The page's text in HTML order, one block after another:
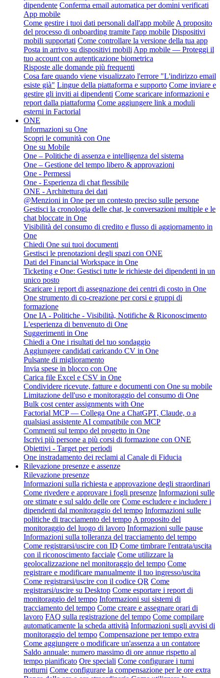
dipendente Conferma email automatica per domini verificati
App mobile
Come gestire i tuoi dati personali dall'app mobile A proposito
del processo di onboarding tramite l'app mobile Dispositivi
mobili supportati Come controllare la versione della tua app
Posta in arrivo su dispositivi mobili App mobile — Proteggi il
tuo account con autenticazione biometrica
Risposte alle domande più frequenti
Cosa fare quando viene visualizzato l'errore "L'indirizzo email
esiste già" Lingue della piattaforma e supporto Come inviare e
gestire gli inviti ai dipendenti Come scaricare informazioni e
report dalla piattaforma Come aggiungere link a moduli
esterni in Factorial
ONE
Informazioni su One
Scopri le comunità con One
One su Mobile
One – Politiche di assenza e intelligenza del sistema
One – Gestione del tempo libero & approvazioni
One - Permessi
One - Esperienza di chat flessibile
ONE - Architettura dei dati
@Menzioni in One per un contesto preciso sulle persone
Gestisci la cronologia delle chat, le conversazioni multiple e le
chat bloccate in One
Visibilità del consumo di credito e flusso di aggiornamento in
One
Chiedi One sui tuoi documenti
Gestisci le prenotazioni degli spazi con ONE
Dati del Financial Workspace in One
Ticketing e One: Gestisci tutte le richieste dei dipendenti in un
unico posto
Scaricare i report di assegnazione dei centri di costo in One
One strumento di co-creazione per corsi e gruppi di
formazione
One IA - Politiche - Visibilità, Notifiche & Riconoscimento
L'esperienza di benvenuto di One
Suggerimenti in One
Chiedi a One i risultati del tuo sondaggio
Aggiungere candidati caricando CV in One
Pulsante di miglioramento
Invia spese in blocco con One
Carica file Excel e CSV in One
Condividere ricevute, fatture e documenti con One su mobile
Limitazione dell'uso e monitoraggio del consumo di One
Bulk cost center assignments with One
Factorial MCP — Collega One a ChatGPT, Claude, o a
qualsiasi assistente AI compatibile con MCP
Commenti sul tempo del progetto in One
Iscrivi più persone a più corsi di formazione con ONE
Obiettivi - Target per periodi
One instradamento dei reclami al Canale di Fiducia
Rilevazione presenze e assenze
Rilevazione presenze
Informazioni sulla richiesta e approvazione degli straordinari
Come rivedere e approvare i fogli presenze Informazioni sulle
ore stimate e sul saldo delle ore Come escludere e includere i
dipendenti dal monitoraggio del tempo Informazioni sulle
politiche di tracciamento del tempo A proposito del
monitoraggio del luogo di lavoro Informazioni sulle pause
Informazioni sulla tolleranza del tracciamento del tempo
Come registrarsi/uscire con ID Come timbrare l'entrata/uscita
con il riconoscimento facciale Come utilizzare la
geolocalizzazione nel monitoraggio del tempo Come
registrare e modificare manualmente il tuo ingresso/uscita
Come registrarsi/uscire con il codice QR Come
registrarsi/uscire su Desktop Come esportare i report di
monitoraggio del tempo Informazioni sui sistemi di
tracciamento del tempo Come creare e assegnare orari di
lavoro FAQ sulla registrazione del tempo Come compilare
automaticamente la scheda attività Informazioni sugli avvisi di
monitoraggio del tempo Compensazione per tempo extra
Come aggiungere o modificare un'assenza a un contatore
Saldo annuale: numero massimo di ore annue rispetto al
tempo pianificato Ore speciali Come configurare i turni
notturni Come configurare la compensazione per le ore extra